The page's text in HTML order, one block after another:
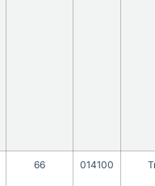
66 014100